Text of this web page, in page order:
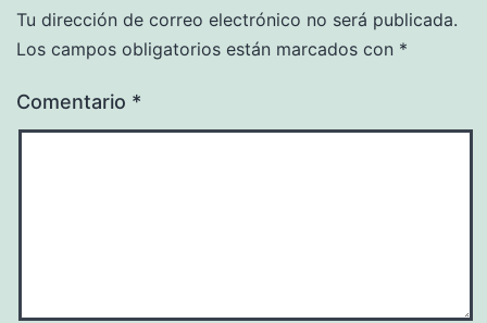
Tu dirección de correo electrónico no será publicada.
Los campos obligatorios están marcados con *
Comentario *